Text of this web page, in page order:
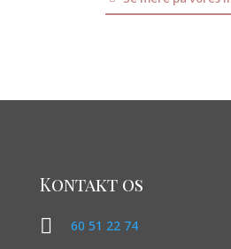
Kontakt os
 60 51 22 74